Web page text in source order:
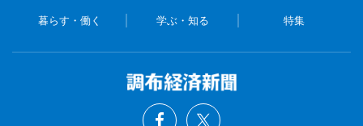
暮らす・働く 学ぶ・知る 特集